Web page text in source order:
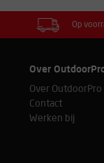
Op
Over
Over OutdoorPro
Contact
Werken bij